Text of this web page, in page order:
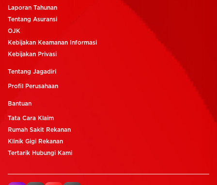
Laporan Tahunan
Tentang Asuransi
OJK
Kebijakan Keamanan Informasi
Kebijakan Privasi
Tentang Jagadiri
Profil Perusahaan
Bantuan
Tata Cara Klaim
Rumah Sakit Rekanan
Klinik Gigi Rekanan
Tertarik Hubungi Kami